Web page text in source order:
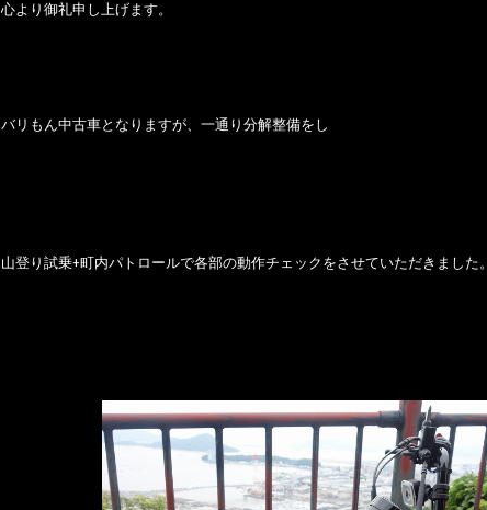
心より御礼申し上げます。
バリもん中古車となりますが、一通り分解整備をし
山登り試乗+町内パトロールで各部の動作チェックをさせていただきました。